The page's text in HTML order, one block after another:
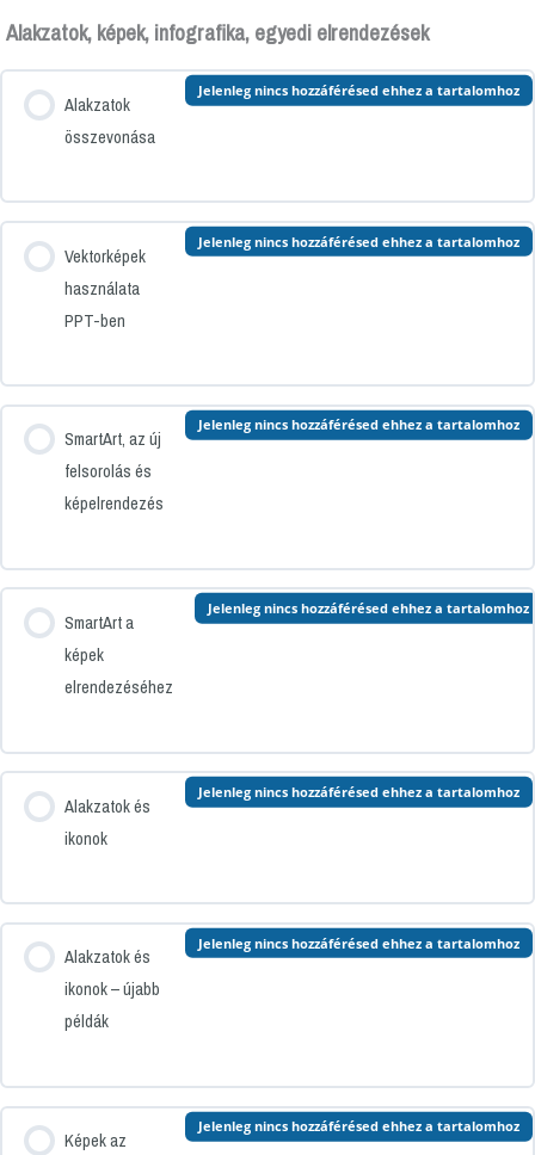
Alakzatok, képek, infografika, egyedi elrendezések
Alakzatok
összevonása
Jelenleg nincs hozzáférésed ehhez a tartalomhoz
Vektorképek
használata
PPT-ben
Jelenleg nincs hozzáférésed ehhez a tartalomhoz
SmartArt, az új
felsorolás és
képelrendezés
Jelenleg nincs hozzáférésed ehhez a tartalomhoz
SmartArt a
képek
elrendezéséhez
Jelenleg nincs hozzáférésed ehhez a tartalomhoz
Alakzatok és
ikonok
Jelenleg nincs hozzáférésed ehhez a tartalomhoz
Alakzatok és
ikonok – újabb
példák
Jelenleg nincs hozzáférésed ehhez a tartalomhoz
Képek az
Jelenleg nincs hozzáférésed ehhez a tartalomhoz